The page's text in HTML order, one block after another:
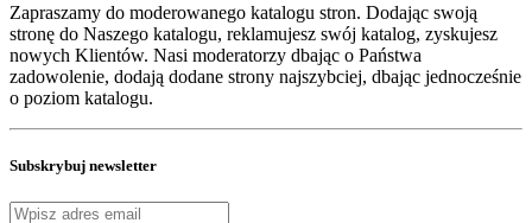
Zapraszamy do moderowanego katalogu stron. Dodając swoją
stronę do Naszego katalogu, reklamujesz swój katalog, zyskujesz
nowych Klientów. Nasi moderatorzy dbając o Państwa
zadowolenie, dodają dodane strony najszybciej, dbając jednocześnie
o poziom katalogu.
Subskrybuj newsletter